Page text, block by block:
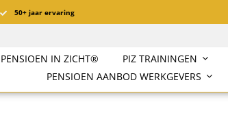
50+ jaar ervaring
PENSIOEN IN ZICHT®️ PIZ TRAININGEN
PENSIOEN AANBOD WERKGEVERS